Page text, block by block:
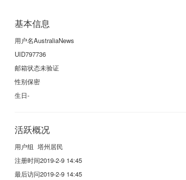
基本信息
用户名AustraliaNews
UID797736
邮箱状态未验证
性别保密
生日-
活跃概况
用户组 塔州居民
注册时间2019-2-9 14:45
最后访问2019-2-9 14:45